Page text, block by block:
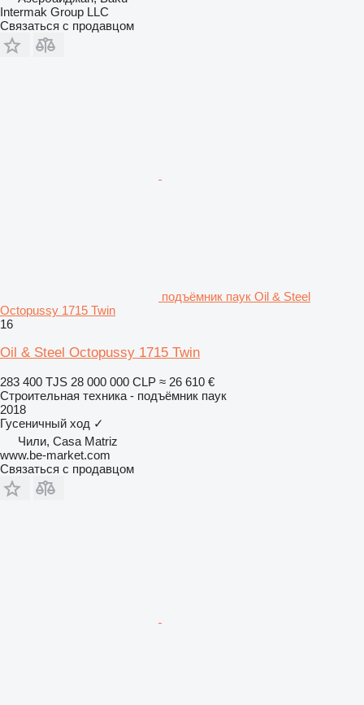
Intermak Group LLC
Связаться с продавцом
подъёмник паук Oil & Steel
Octopussy 1715 Twin
16
Oil & Steel Octopussy 1715 Twin
283 400 TJS 28 000 000 CLP ≈ 26 610 €
Строительная техника - подъёмник паук
2018
Гусеничный ход ✓
Чили, Casa Matriz
www.be-market.com
Связаться с продавцом